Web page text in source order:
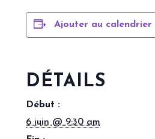
Ajouter au calendrier
DÉTAILS
Début :
6 juin @ 9:30 am